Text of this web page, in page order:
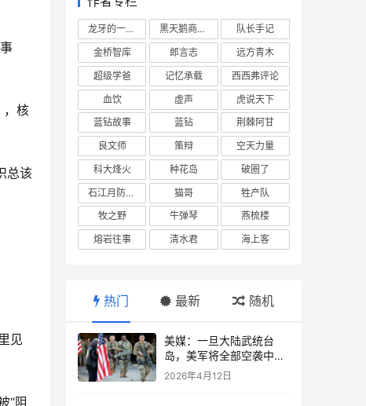
龙牙的一座山 黑天鹅商业情报站
队长手记
金桥智库
郎言志
远方青木
超级学爸
记忆承载
西西弗评论
血饮
虚声
虎说天下
蓝钻故事
蓝钻
荆棘阿甘
良文师
策辩
空天力量
科大烽火
种花岛
破圈了
石江月防务观察
猫哥
牲产队
牧之野
牛弹琴
燕梳楼
熔岩往事
清水君 海上客
热门 最新 随机
美媒：一旦大陆武统台
岛，美军将全部空袭中
国，解放军敢开战吗？
2026年4月12日